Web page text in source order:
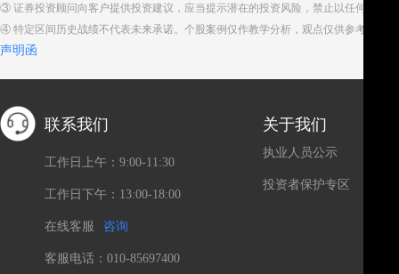
③ 证券投资顾问向客户提供投资建议，应当提示潜在的投资风险，禁止以任何方式
④ 特定区间历史战绩不代表未来承诺。个股案例仅作教学分析，观点仅供参考。股
声明函
联系我们
工作日上午：9:00-11:30
工作日下午：13:00-18:00
在线客服 咨询
客服电话：010-85697400
关于我们
执业人员公示
投资者保护专区